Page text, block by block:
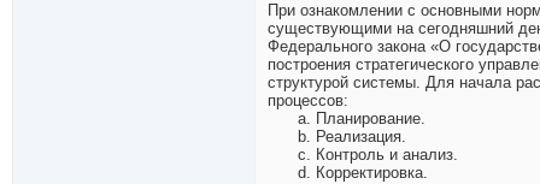
При ознакомлении с основными
существующими на сегодняшний
Федерального закона «О
построения стратегического
структурой системы. Для начала
процессов:
Планирование.
Реализация.
Контроль и анализ.
Корректировка.